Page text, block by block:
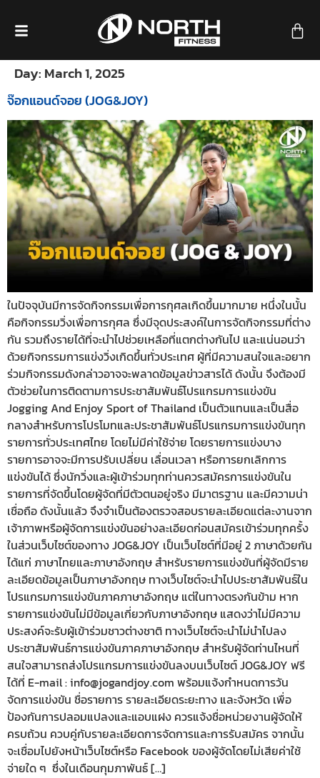
Day: March 1, 2025
จ๊อกแอนด์จอย (JOG&JOY)
ในปัจจุบันมีการจัดกิจกรรมเพื่อการกุศลเกิดขึ้นมากมาย หนึ่งในนั้น
คือกิจกรรมวิ่งเพื่อการกุศล ซึ่งมีจุดประสงค์ในการจัดกิจกรรมที่ต่าง
กัน รวมถึงรายได้ที่จะนำไปช่วยเหลือที่แตกต่างกันไป และแน่นอนว่า
ด้วยกิจกรรมการแข่งวิ่งเกิดขึ้นทั่วประเทศ ผู้ที่มีความสนใจและอยาก
ร่วมกิจกรรมดังกล่าวอาจจะพลาดข้อมูลข่าวสารได้ ดังนั้น จึงต้องมี
ตัวช่วยในการติดตามการประชาสัมพันธ์โปรแกรมการแข่งขัน
Jogging And Enjoy Sport of Thailand เป็นตัวแทนและเป็นสื่อ
กลางสำหรับการโปรโมทและประชาสัมพันธ์โปรแกรมการแข่งขันทุก
รายการทั่วประเทศไทย โดยไม่มีค่าใช้จ่าย โดยรายการแข่งบาง
รายการอาจจะมีการปรับเปลี่ยน เลื่อนเวลา หรือการยกเลิกการ
แข่งขันได้ ซึ่งนักวิ่งและผู้เข้าร่วมทุกท่านควรสมัครการแข่งขันใน
รายการที่จัดขึ้นโดยผู้จัดที่มีตัวตนอยู่จริง มีมาตรฐาน และมีความน่า
เชื่อถือ ดังนั้นแล้ว จึงจำเป็นต้องตรวจสอบรายละเอียดแต่ละงานจาก
เจ้าภาพหรือผู้จัดการแข่งขันอย่างละเอียดก่อนสมัครเข้าร่วมทุกครั้ง
ในส่วนเว็บไซต์ของทาง JOG&JOY เป็นเว็บไซต์ที่มีอยู่ 2 ภาษาด้วยกัน
ได้แก่ ภาษาไทยและภาษาอังกฤษ สำหรับรายการแข่งขันที่ผู้จัดมีราย
ละเอียดข้อมูลเป็นภาษาอังกฤษ ทางเว็บไซต์จะนำไปประชาสัมพันธ์ใน
โปรแกรมการแข่งขันภาคภาษาอังกฤษ แต่ในทางตรงกันข้าม หาก
รายการแข่งขันไม่มีข้อมูลเกี่ยวกับภาษาอังกฤษ แสดงว่าไม่มีความ
ประสงค์จะรับผู้เข้าร่วมชาวต่างชาติ ทางเว็บไซต์จะนำไม่นำไปลง
ประชาสัมพันธ์การแข่งขันภาคภาษาอังกฤษ สำหรับผู้จัดท่านไหนที่
สนใจสามารถส่งโปรแกรมการแข่งขันลงบนเว็บไซต์ JOG&JOY ฟรี
ได้ที่ E-mail : info@jogandjoy.com พร้อมแจ้งกำหนดการวัน
จัดการแข่งขัน ชื่อรายการ รายละเอียดระยะทาง และจังหวัด เพื่อ
ป้องกันการปลอมแปลงและแอบแฝง ควรแจ้งชื่อหน่วยงานผู้จัดให้
ครบถ้วน ควบคู่กับรายละเอียดการจัดการและการรับสมัคร จากนั้น
จะเชื่อมไปยังหน้าเว็บไซต์หรือ Facebook ของผู้จัดโดยไม่เสียค่าใช้
จ่ายใด ๆ ซึ่งในเดือนกุมภาพันธ์ […]